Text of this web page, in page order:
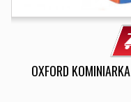
OXFORD